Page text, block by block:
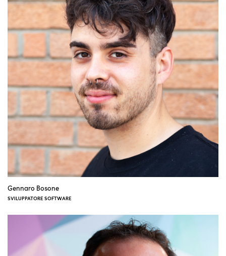
Gennaro Bosone
SVILUPPATORE SOFTWARE